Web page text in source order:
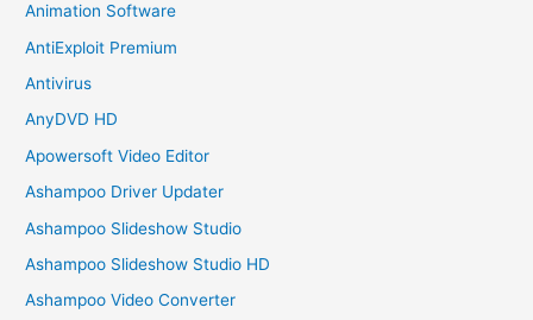
Animation Software
AntiExploit Premium
Antivirus
AnyDVD HD
Apowersoft Video Editor
Ashampoo Driver Updater
Ashampoo Slideshow Studio
Ashampoo Slideshow Studio HD
Ashampoo Video Converter